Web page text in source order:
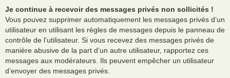
Je continue à recevoir des messages privés non sollicités !
Vous pouvez supprimer automatiquement les messages privés d’un
utilisateur en utilisant les règles de messages depuis le panneau de
contrôle de l’utilisateur. Si vous recevez des messages privés de
manière abusive de la part d’un autre utilisateur, rapportez ces
messages aux modérateurs. Ils peuvent empêcher un utilisateur
d’envoyer des messages privés.